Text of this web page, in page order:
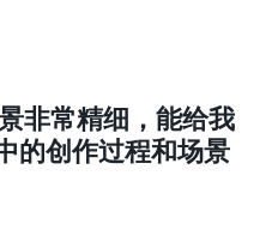
景非常精细，能给我
的创作过程和场景